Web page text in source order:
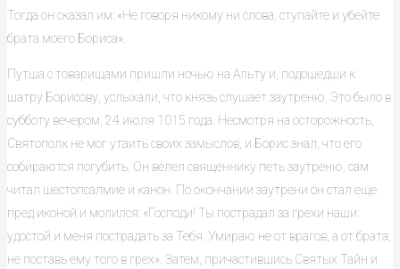
Тогда он сказал им: «Не говоря никому ни слова, ступайте и убейте
брата моего Бориса».
Путша с товарищами пришли ночью на Альту и, подошедши к
шатру Борисову, услыхали, что князь слушает заутреню. Это было в
субботу вечером, 24 июля 1015 года. Несмотря на осторожность,
Святополк не мог утаить своих замыслов, и Борис знал, что его
собираются погубить. Он велел священнику петь заутреню, сам
читал шестопсалмие и канон. По окончании заутрени он стал еще
пред иконой и молился: «Господи! Ты пострадал за грехи наши:
удостой и меня пострадать за Тебя. Умираю не от врагов, а от брата;
не поставь ему того в грех». Затем, причастившись Святых Тайн и